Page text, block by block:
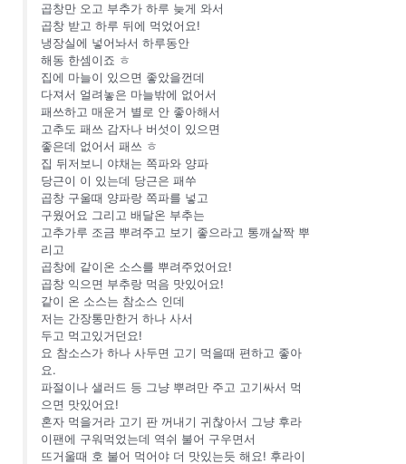
곱창만 오고 부추가 하루 늦게 와서
곱창 받고 하루 뒤에 먹었어요!
냉장실에 넣어놔서 하루동안
해동 한셈이죠 ㅎ
집에 마늘이 있으면 좋았을껀데
다져서 얼려놓은 마늘밖에 없어서
패쓰하고 매운거 별로 안 좋아해서
고추도 패쓰 감자나 버섯이 있으면
좋은데 없어서 패쓰 ㅎ
집 뒤저보니 야채는 쪽파와 양파
당근이 이 있는데 당근은 패쑤
곱창 구울때 양파랑 쪽파를 넣고
구웠어요 그리고 배달온 부추는
고추가루 조금 뿌려주고 보기 좋으라고 통깨살짝 뿌
리고
곱창에 같이온 소스를 뿌려주었어요!
곱창 익으면 부추랑 먹음 맛있어요!
같이 온 소스는 참소스 인데
저는 간장통만한거 하나 사서
두고 먹고있거던요!
요 참소스가 하나 사두면 고기 먹을때 편하고 좋아
요.
파절이나 샐러드 등 그냥 뿌려만 주고 고기싸서 먹
으면 맛있어요!
혼자 먹을거라 고기 판 꺼내기 귀찮아서 그냥 후라
이팬에 구워먹었는데 역쉬 불어 구우면서
뜨거울때 호 불어 먹어야 더 맛있는듯 해요! 후라이